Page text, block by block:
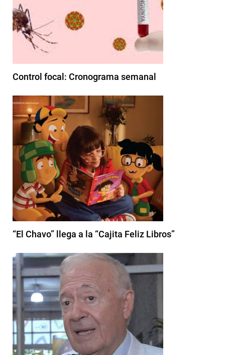
Control focal: Cronograma semanal
“El Chavo” llega a la “Cajita Feliz Libros”